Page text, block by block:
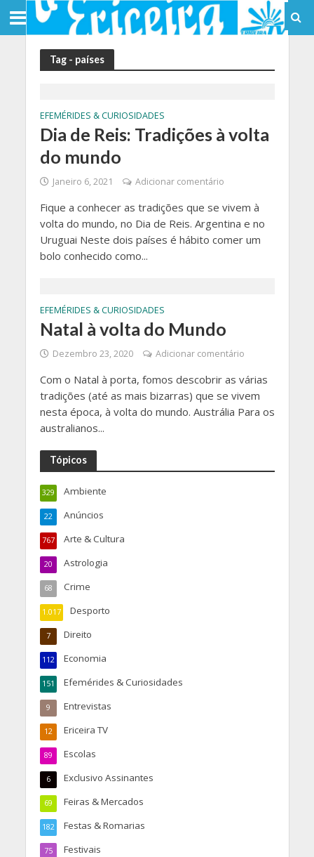
Tag - países
EFEMÉRIDES & CURIOSIDADES
Dia de Reis: Tradições à volta
do mundo
Janeiro 6, 2021 Adicionar comentário
Fique a conhecer as tradições que se vivem à
volta do mundo, no Dia de Reis. Argentina e no
Uruguai Neste dois países é hábito comer um
bolo conhecido como...
EFEMÉRIDES & CURIOSIDADES
Natal à volta do Mundo
Dezembro 23, 2020 Adicionar comentário
Com o Natal à porta, fomos descobrir as várias
tradições (até as mais bizarras) que se vivem
nesta época, à volta do mundo. Austrália Para os
australianos...
Tópicos
Ambiente
329
Anúncios
22
Arte & Cultura
767
Astrologia
20
Crime
68
Desporto
1.017
Direito
7
Economia
112
Efemérides & Curiosidades
151
Entrevistas
9
Ericeira TV
12
Escolas
89
Exclusivo Assinantes
6
Feiras & Mercados
69
Festas & Romarias
182
Festivais
75